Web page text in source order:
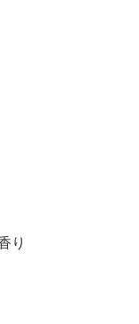
り